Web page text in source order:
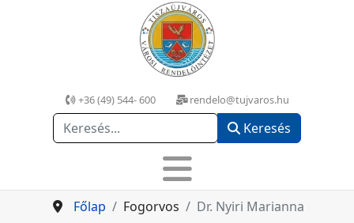
+36 (49) 544- 600 rendelo@tujvaros.hu
Keresés Keresés
Főlap Fogorvos Dr. Nyiri Marianna